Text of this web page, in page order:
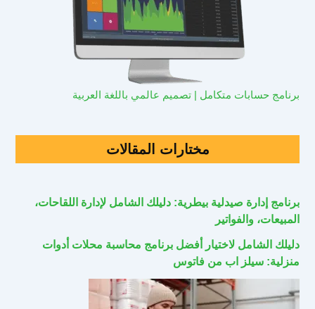
برنامج حسابات متكامل | تصميم عالمي باللغة العربية
مختارات المقالات
برنامج إدارة صيدلية بيطرية: دليلك الشامل لإدارة اللقاحات،
المبيعات، والفواتير
دليلك الشامل لاختيار أفضل برنامج محاسبة محلات أدوات
منزلية: سيلز اب من فاتوس